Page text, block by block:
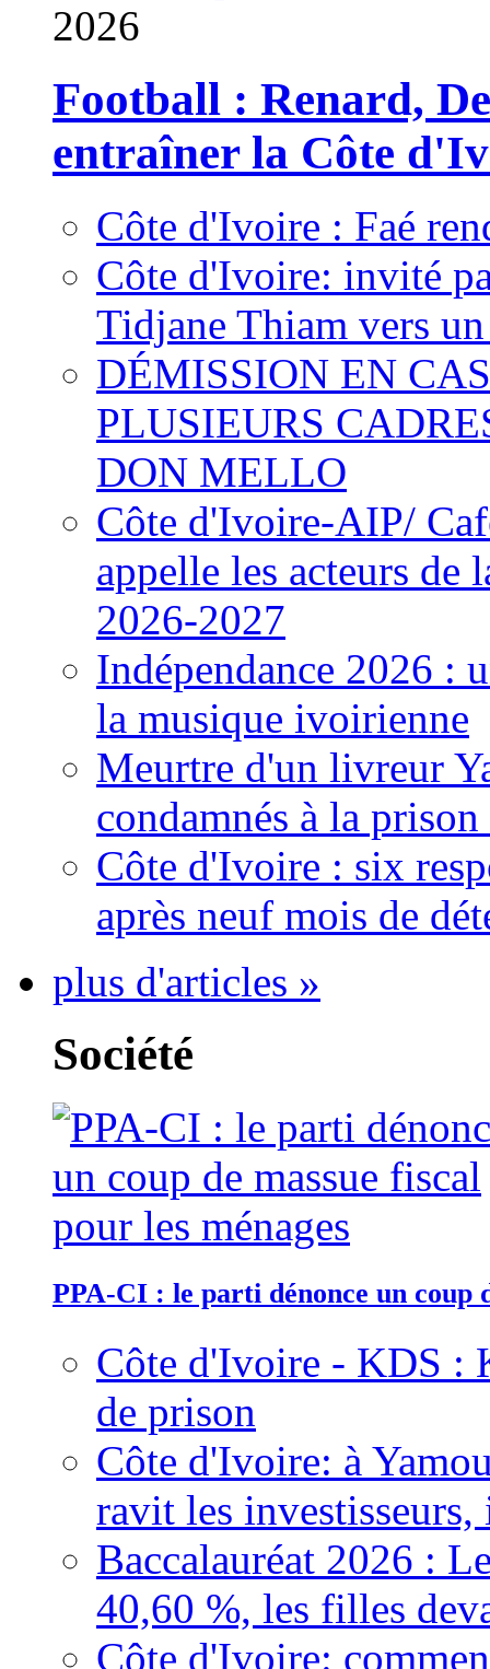
2026
Football : Renard,
entraîner la Côte
Côte d'Ivoire : Faé
Côte d'Ivoire: invité
Tidjane Thiam vers
DÉMISSION EN
PLUSIEURS
DON MELLO
Côte d'Ivoire-AIP/
appelle les acteurs de
2026-2027
Indépendance 2026 :
la musique ivoirienne
Meurtre d'un livreur
condamnés à la
Côte d'Ivoire : six
après neuf mois de
plus d'articles »
Société
PPA-CI : le parti dénonce un coup
Côte d'Ivoire - KDS :
de prison
Côte d'Ivoire: à
ravit les
Baccalauréat 2026 :
40,60 %, les filles
Côte d'Ivoire: